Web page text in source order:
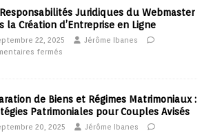
Juridiques du Webmaster
la Création d’Entreprise en Ligne
22, 2025
Jérôme Ibanes
fermés
de Biens et Régimes Matrimoniaux :
Patrimoniales pour Couples Avisés
20, 2025
Jérôme Ibanes